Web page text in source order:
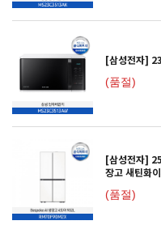
[삼성전자]
(품절)
[삼성전자]
장고 새틴화
(품절)